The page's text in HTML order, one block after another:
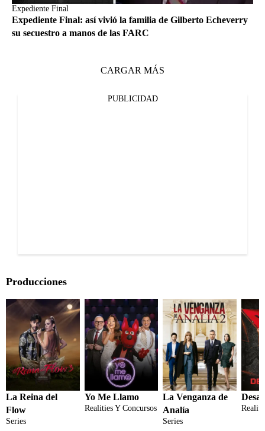
Expediente Final
Expediente Final: así vivió la familia de Gilberto Echeverry
su secuestro a manos de las FARC
CARGAR MÁS
PUBLICIDAD
Producciones
La Reina del
Flow
Series
Yo Me Llamo
Realities Y Concursos
La Venganza de
Analía
Series